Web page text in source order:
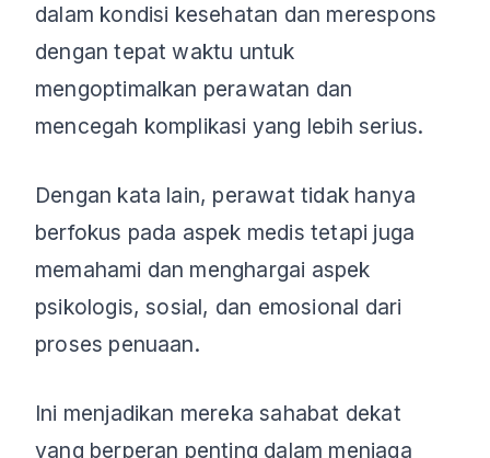
dalam kondisi kesehatan dan merespons
dengan tepat waktu untuk
mengoptimalkan perawatan dan
mencegah komplikasi yang lebih serius.
Dengan kata lain, perawat tidak hanya
berfokus pada aspek medis tetapi juga
memahami dan menghargai aspek
psikologis, sosial, dan emosional dari
proses penuaan.
Ini menjadikan mereka sahabat dekat
yang berperan penting dalam menjaga